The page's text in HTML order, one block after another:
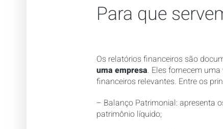
Para que
Os relatórios financeiros são
uma empresa. Eles fornecem
financeiros relevantes. Entre os
– Balanço Patrimonial: apresenta
patrimônio líquido;